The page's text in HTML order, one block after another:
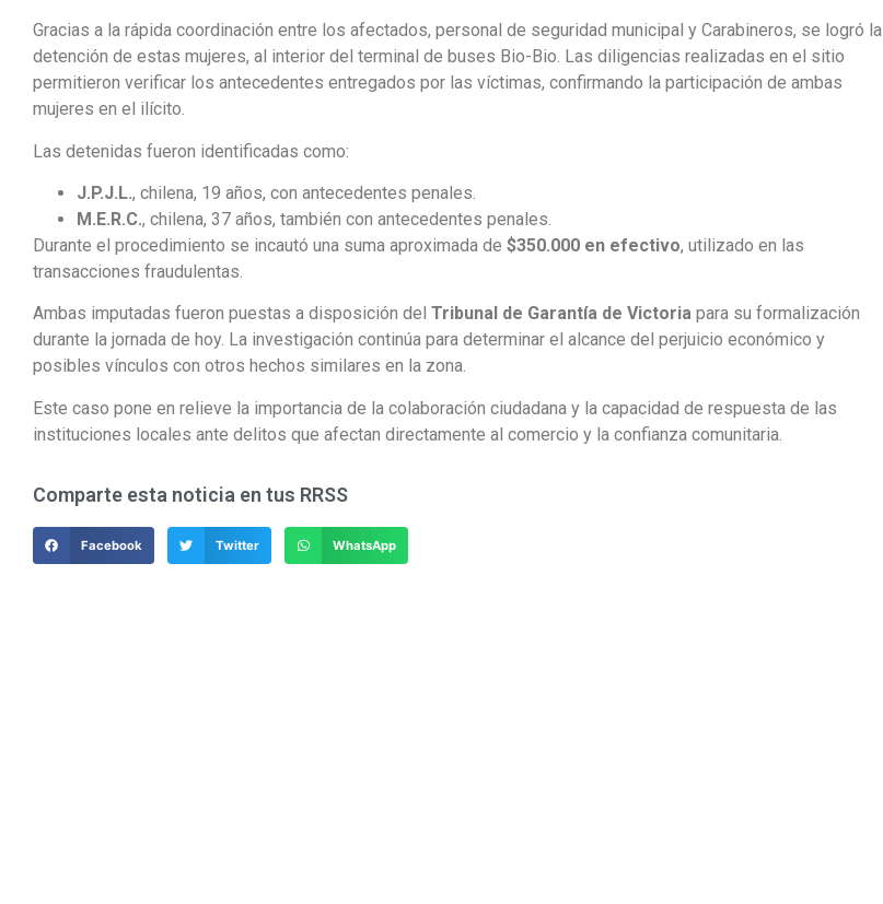
Gracias a la rápida coordinación entre los afectados, personal de seguridad municipal y Carabineros, se logró la
detención de estas mujeres, al interior del terminal de buses Bio-Bio. Las diligencias realizadas en el sitio
permitieron verificar los antecedentes entregados por las víctimas, confirmando la participación de ambas
mujeres en el ilícito.
Las detenidas fueron identificadas como:
J.P.J.L., chilena, 19 años, con antecedentes penales.
M.E.R.C., chilena, 37 años, también con antecedentes penales.
Durante el procedimiento se incautó una suma aproximada de $350.000 en efectivo, utilizado en las
transacciones fraudulentas.
Ambas imputadas fueron puestas a disposición del Tribunal de Garantía de Victoria para su formalización
durante la jornada de hoy. La investigación continúa para determinar el alcance del perjuicio económico y
posibles vínculos con otros hechos similares en la zona.
Este caso pone en relieve la importancia de la colaboración ciudadana y la capacidad de respuesta de las
instituciones locales ante delitos que afectan directamente al comercio y la confianza comunitaria.
Comparte esta noticia en tus RRSS
Facebook Twitter WhatsApp